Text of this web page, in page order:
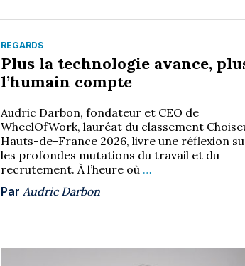
REGARDS
Plus la technologie avance,
l’humain compte
Audric Darbon, fondateur et CEO de
WheelOfWork, lauréat du classement
Hauts-de-France 2026, livre une réflexion
les profondes mutations du travail et du
recrutement. À l’heure où …
Par Audric Darbon